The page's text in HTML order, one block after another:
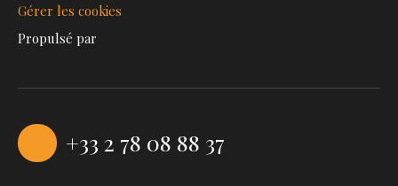
Gérer les cookies
Propulsé par
+33 2 78 08 88 37